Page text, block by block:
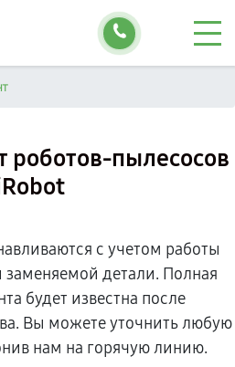
роботов-пылесосов
с учетом работы
заменяемой детали. Полная
будет известна после
Вы можете уточнить любую
нам на горячую линию.